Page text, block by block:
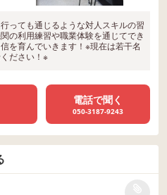
っても通じるような対人スキルの習
の利用練習や職業体験を通じてでき
を育んでいきます！※現在は若干名
ださい！※
電話で聞く
050-3187-9243